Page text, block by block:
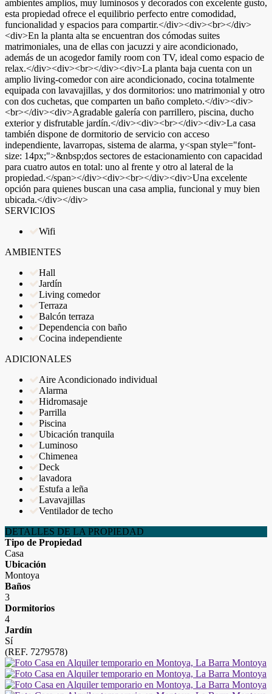
ambientes amplios, muy luminosos y decorados con excelente gusto,
esta propiedad ofrece el equilibrio perfecto entre comodidad,
funcionalidad y espacios para compartir.</div><div><br></div>
<div>En la planta alta se encuentran dos cómodas suites
matrimoniales, una de ellas con jacuzzi y aire acondicionado,
además de un acogedor family room con TV, ideal como espacio de
relax.</div><div><br></div><div>La planta baja cuenta con un
amplio living-comedor con aire acondicionado, cocina totalmente
equipada con lavavajillas, y dos dormitorios: uno matrimonial y otro
con dos cuchetas, que comparten un baño completo.</div><div>
<br></div><div>Agradable galería con parrillero, piscina, ducho
exterior y disfrutable jardín.</div><div><br></div><div>La casa
también dispone de dormitorio de servicio con acceso
independiente, lavarropas, sistema de alarma, y<span style="font-
size: 14px;">&nbsp;dos sectores de estacionamiento con capacidad
para cuatro autos en total: uno al frente y otro al lateral de la
propiedad.</span></div><div><br></div><div>Una excelente
opción para quienes buscan una casa amplia, funcional y muy bien
ubicada.</div></div>
SERVICIOS
Wifi
AMBIENTES
Hall
Jardín
Living comedor
Terraza
Balcón terraza
Dependencia con baño
Cocina independiente
ADICIONALES
Aire Acondicionado individual
Alarma
Hidromasaje
Parrilla
Piscina
Ubicación tranquila
Luminoso
Chimenea
Deck
lavadora
Estufa a leña
Lavavajillas
Ventilador de techo
DETALLES DE LA PROPIEDAD
Tipo de Propiedad
Casa
Ubicación
Montoya
Baños
3
Dormitorios
4
Jardín
Sí
(REF. 7279578)